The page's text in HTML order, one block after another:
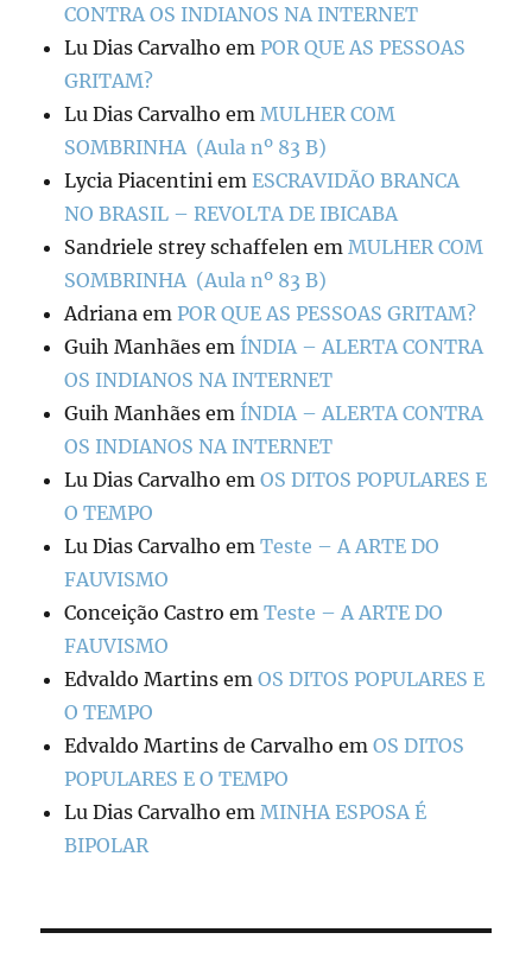
CONTRA OS INDIANOS NA INTERNET
Lu Dias Carvalho emPOR QUE AS PESSOAS
GRITAM?
Lu Dias Carvalho emMULHER COM
SOMBRINHA (Aula nº 83 B)
Lycia Piacentini emESCRAVIDÃO BRANCA
NO BRASIL – REVOLTA DE IBICABA
Sandriele strey schaffelen emMULHER COM
SOMBRINHA (Aula nº 83 B)
Adriana emPOR QUE AS PESSOAS GRITAM?
Guih Manhães em ÍNDIA – ALERTA CONTRA
OS INDIANOS NA INTERNET
Guih Manhães em ÍNDIA – ALERTA CONTRA
OS INDIANOS NA INTERNET
Lu Dias Carvalho emOS DITOS POPULARES E
O TEMPO
Lu Dias Carvalho emTeste – A ARTE DO
FAUVISMO
Conceição Castro emTeste – A ARTE DO
FAUVISMO
Edvaldo Martins emOS DITOS POPULARES E
O TEMPO
Edvaldo Martins de Carvalho emOS DITOS
POPULARES E O TEMPO
Lu Dias Carvalho emMINHA ESPOSA É
BIPOLAR